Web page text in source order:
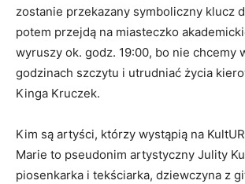
zostanie przekazany symboliczny klucz
potem przejdą na miasteczko
wyruszy ok. godz. 19:00, bo nie chcemy
godzinach szczytu i utrudniać życia
Kinga Kruczek.
Kim są artyści, którzy wystąpią na
Marie to pseudonim artystyczny Julity
piosenkarka i tekściarka, dziewczyna z